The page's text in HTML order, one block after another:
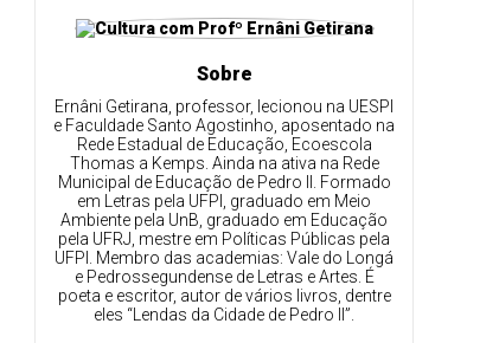
Sobre
Ernâni Getirana, professor, lecionou na UESPI
e Faculdade Santo Agostinho, aposentado na
Rede Estadual de Educação, Ecoescola
Thomas a Kemps. Ainda na ativa na Rede
Municipal de Educação de Pedro II. Formado
em Letras pela UFPI, graduado em Meio
Ambiente pela UnB, graduado em Educação
pela UFRJ, mestre em Políticas Públicas pela
UFPI. Membro das academias: Vale do Longá
e Pedrossegundense de Letras e Artes. É
poeta e escritor, autor de vários livros, dentre
eles “Lendas da Cidade de Pedro II”.